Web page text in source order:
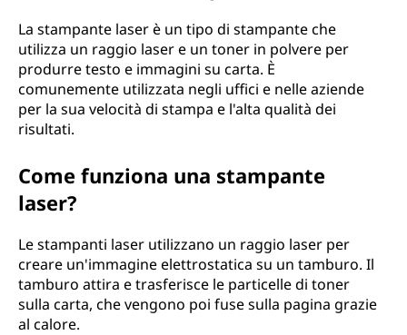
La stampante laser è un tipo di stampante che
utilizza un raggio laser e un toner in polvere per
produrre testo e immagini su carta. È
comunemente utilizzata negli uffici e nelle aziende
per la sua velocità di stampa e l'alta qualità dei
risultati.
Come funziona una stampante
laser?
Le stampanti laser utilizzano un raggio laser per
creare un'immagine elettrostatica su un tamburo. Il
tamburo attira e trasferisce le particelle di toner
sulla carta, che vengono poi fuse sulla pagina grazie
al calore.